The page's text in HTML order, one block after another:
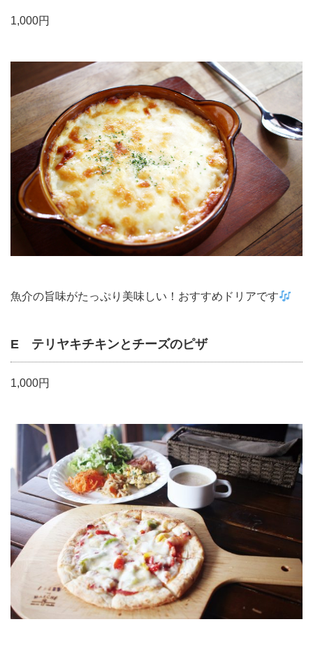
1,000円
魚介の旨味がたっぷり美味しい！おすすめドリアです
E テリヤキチキンとチーズのピザ
1,000円